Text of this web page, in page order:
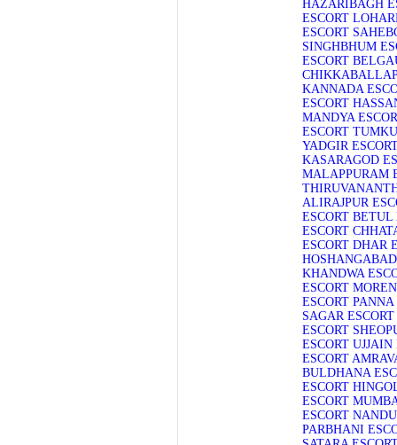
HAZARIBAGH
ESCORT
ESCORT
SINGHBHUM
ESCORT
KANNADA
ESCORT
MANDYA
ESCORT
YADGIR
KASARAGOD
MALAPPURAM
ALIRAJPUR
ESCORT BETUL
ESCORT
ESCORT DHAR
KHANDWA
ESCORT
ESCORT PANNA
SAGAR ESCORT
ESCORT
ESCORT UJJAIN
ESCORT
BULDHANA
ESCORT
ESCORT
ESCORT
PARBHANI